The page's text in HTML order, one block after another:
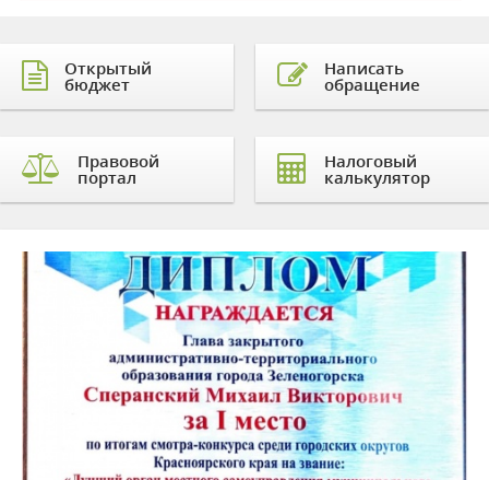
Открытый
бюджет
Правовой
портал
Написать
обращение
Налоговый
калькулятор